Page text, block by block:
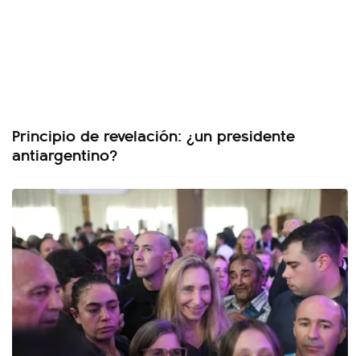
Principio de revelación: ¿un presidente
antiargentino?